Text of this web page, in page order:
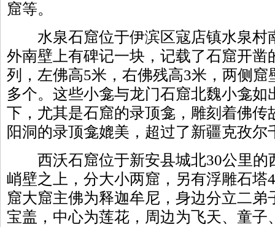
窟等。
水泉石窟位于伊滨区寇店镇水泉村
外南壁上有碑记一块，记载了石窟开凿
列，左佛高5米，右佛残高3米，两侧窟
多个。这些小龛与龙门石窟北魏小龛
下，尤其是石窟的录顶龛，雕刻着佛传
阳洞的录顶龛媲美，超过了新疆克孜尔
西沃石窟位于新安县城北30公里的
峭壁之上，分大小两窟，另有浮雕石塔
窟大窟主佛为释迦牟尼，身边分立二
宝盖，中心为莲花，周边为飞天、童子